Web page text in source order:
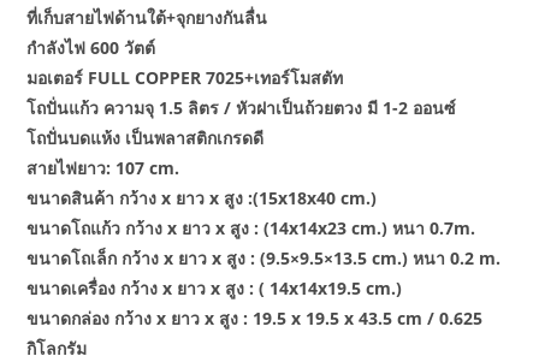
ที่เก็บสายไฟด้านใต้+จุกยางกันลื่น
กำลังไฟ 600 วัตต์
มอเตอร์ FULL COPPER 7025+เทอร์โมสตัท
โถปั่นแก้ว ความจุ 1.5 ลิตร / หัวฝาเป็นถ้วยตวง มี 1-2 ออนซ์
โถปั่นบดแห้ง เป็นพลาสติกเกรดดี
สายไฟยาว: 107 cm.
ขนาดสินค้า กว้าง x ยาว x สูง :(15x18x40 cm.)
ขนาดโถแก้ว กว้าง x ยาว x สูง : (14x14x23 cm.) หนา 0.7m.
ขนาดโถเล็ก กว้าง x ยาว x สูง : (9.5×9.5×13.5 cm.) หนา 0.2 m.
ขนาดเครื่อง กว้าง x ยาว x สูง : ( 14x14x19.5 cm.)
ขนาดกล่อง กว้าง x ยาว x สูง : 19.5 x 19.5 x 43.5 cm / 0.625
กิโลกรัม